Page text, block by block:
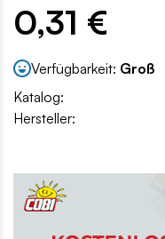
0,31 €
Verfügbarkeit: Groß
Katalog:
Hersteller: